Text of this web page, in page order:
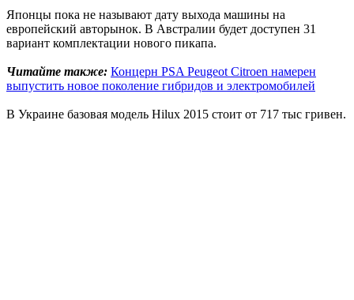
Японцы пока не называют дату выхода машины на
европейский авторынок. В Австралии будет доступен 31
вариант комплектации нового пикапа.
Читайте также: Концерн PSA Peugeot Citroen намерен
выпустить новое поколение гибридов и электромобилей
В Украине базовая модель Hilux 2015 стоит от 717 тыс гривен.